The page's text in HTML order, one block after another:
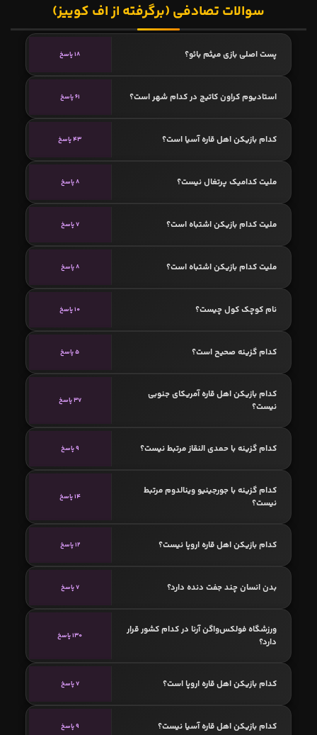
سوالات تصادفی (برگرفته از اف کوییز)
پست اصلی بازی میثم بائو؟ 18 پاسخ
استادیوم کراون کاتیج در کدام شهر است؟ 61 پاسخ
کدام بازیکن اهل قاره آسیا است؟ 43 پاسخ
ملیت کدامیک پرتغال نیست؟ 8 پاسخ
ملیت کدام بازیکن اشتباه است؟ 7 پاسخ
ملیت کدام بازیکن اشتباه است؟ 8 پاسخ
نام کوچک کول چیست؟ 10 پاسخ
کدام گزینه صحیح است؟ 5 پاسخ
کدام بازیکن اهل قاره آمریکای جنوبی
نیست؟
37 پاسخ
کدام گزینه با حمدی النقاز مرتبط نیست؟ 9 پاسخ
کدام گزینه با جورجینیو وینالدوم مرتبط
نیست؟
14 پاسخ
کدام بازیکن اهل قاره اروپا نیست؟ 12 پاسخ
بدن انسان چند جفت دنده دارد؟ 7 پاسخ
ورزشگاه فولکس‌واگن آرنا در کدام کشور قرار
دارد؟
130 پاسخ
کدام بازیکن اهل قاره اروپا است؟ 7 پاسخ
کدام بازیکن اهل قاره آسیا نیست؟ 9 پاسخ